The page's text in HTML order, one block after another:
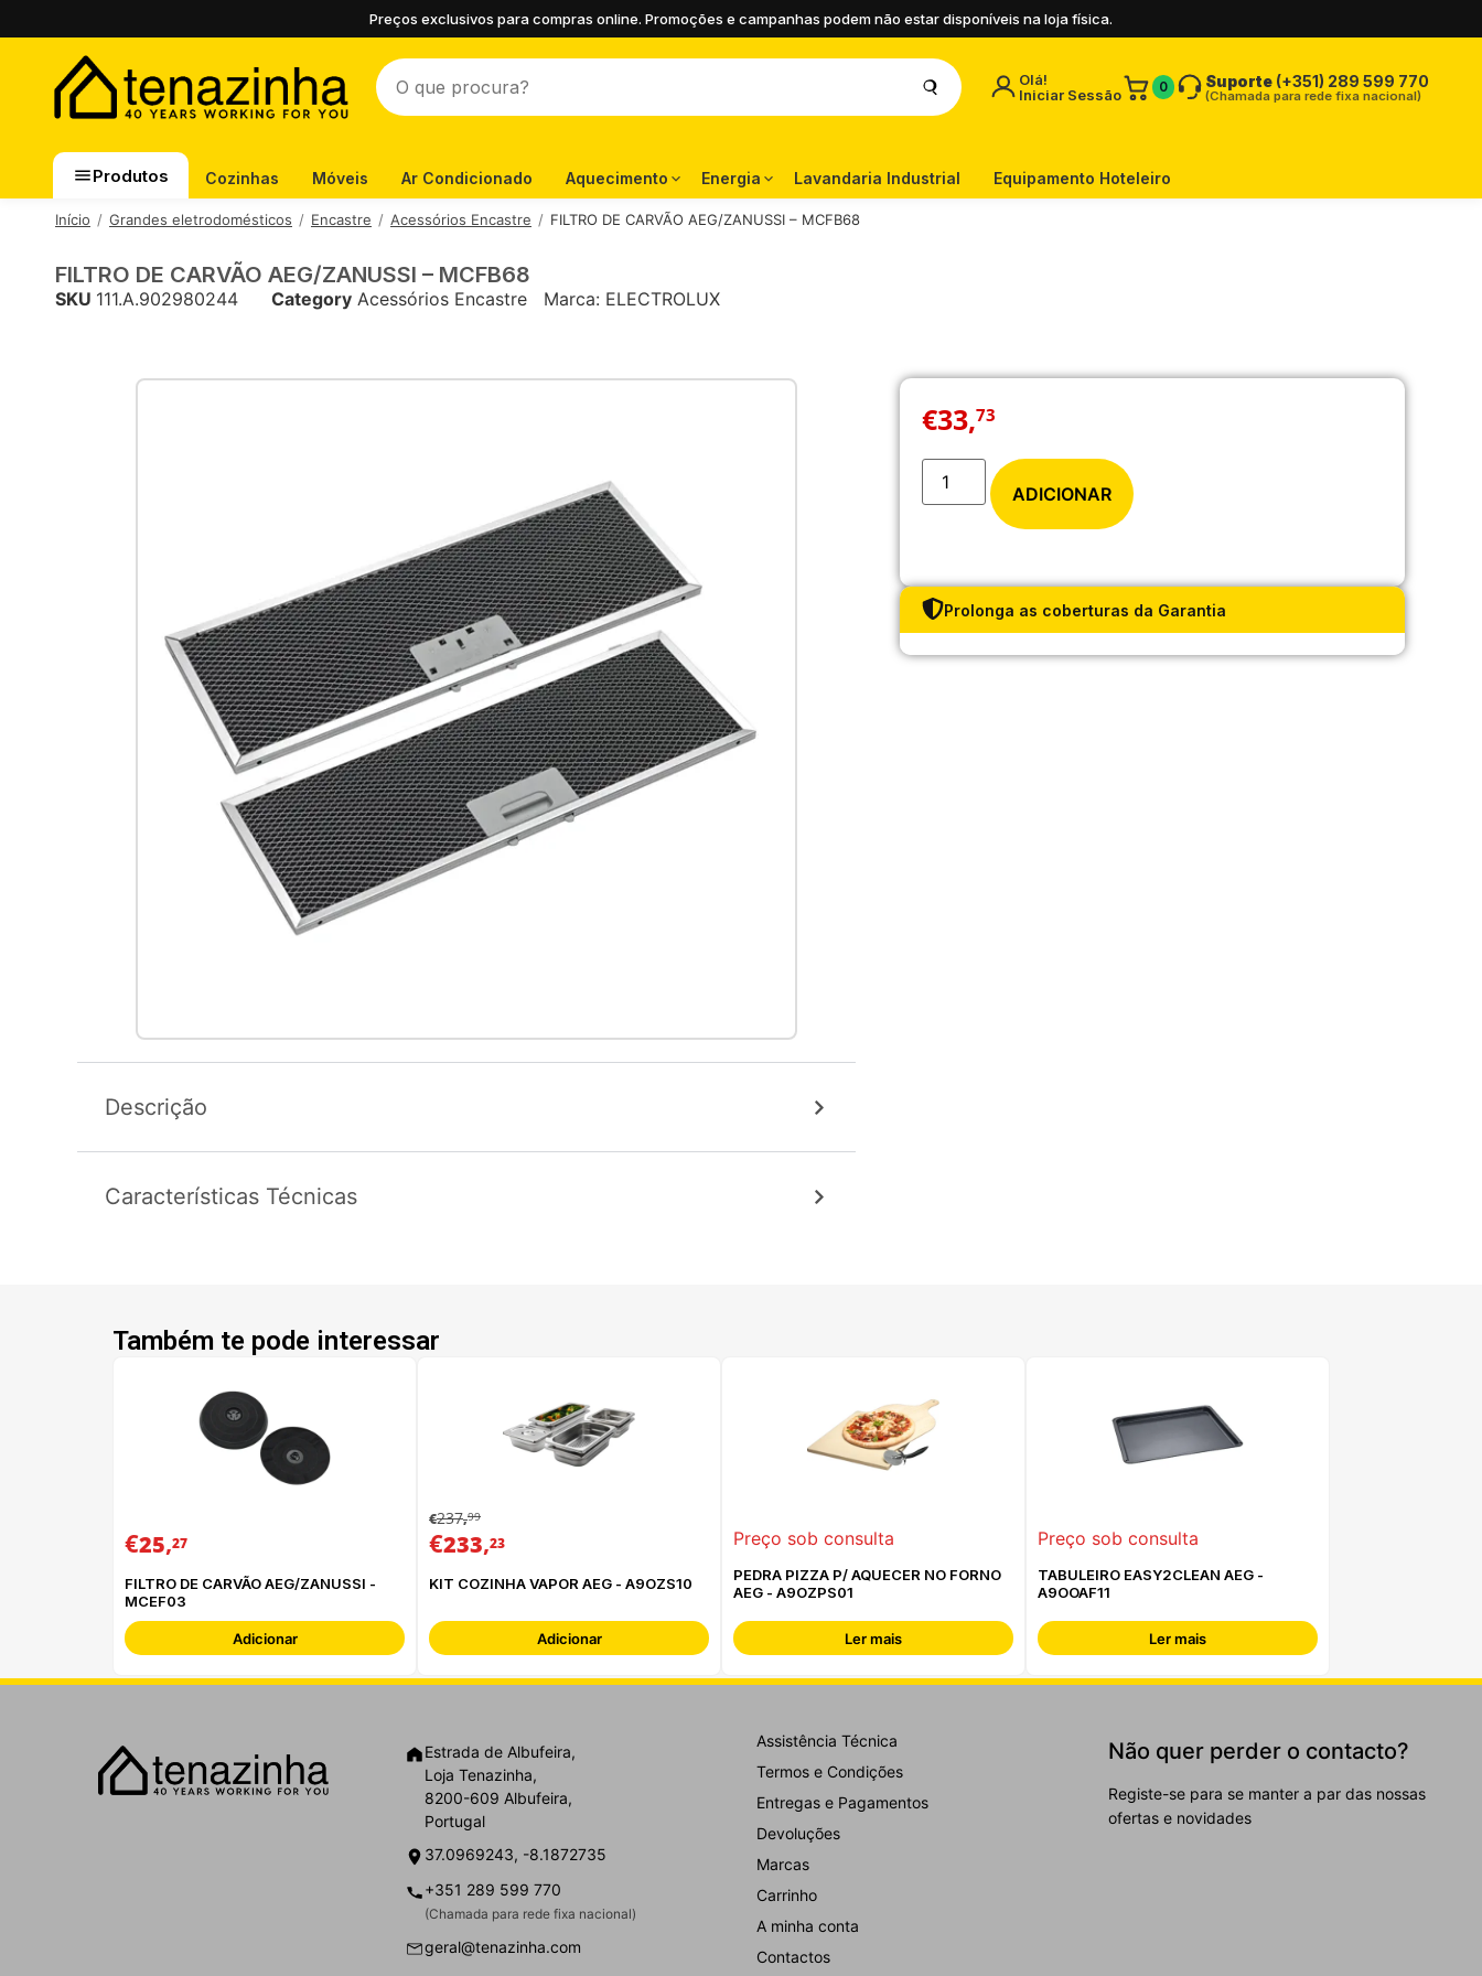
Preços exclusivos para compras online. Promoções e campanhas podem não estar disponíveis na loja física.
Olá!
Iniciar Sessão
0 Suporte (+351) 289 599 770
(Chamada para rede fixa nacional)
Produtos Cozinhas Móveis Ar Condicionado Aquecimento Energia Lavandaria Industrial Equipamento Hoteleiro
Início Grandes eletrodomésticos Encastre Acessórios Encastre FILTRO DE CARVÃO AEG/ZANUSSI – MCFB68
FILTRO DE CARVÃO AEG/ZANUSSI – MCFB68
SKU 111.A.902980244 Category Acessórios Encastre Marca: ELECTROLUX
Descrição
Características Técnicas
€33,73
ADICIONAR
Prolonga as coberturas da Garantia
Também te pode interessar
€25,27
FILTRO DE CARVÃO AEG/ZANUSSI -
MCEF03
Adicionar
€237,99
€233,23
KIT COZINHA VAPOR AEG - A9OZS10
Adicionar
Preço sob consulta
PEDRA PIZZA P/ AQUECER NO FORNO
AEG - A9OZPS01
Ler mais
Preço sob consulta
TABULEIRO EASY2CLEAN AEG -
A9OOAF11
Ler mais
Estrada de Albufeira,
Loja Tenazinha,
8200-609 Albufeira,
Portugal
37.0969243, -8.1872735
+351 289 599 770
(Chamada para rede fixa nacional)
geral@tenazinha.com
Assistência Técnica
Termos e Condições
Entregas e Pagamentos
Devoluções
Marcas
Carrinho
A minha conta
Contactos
Não quer perder o contacto?
Registe-se para se manter a par das nossas
ofertas e novidades